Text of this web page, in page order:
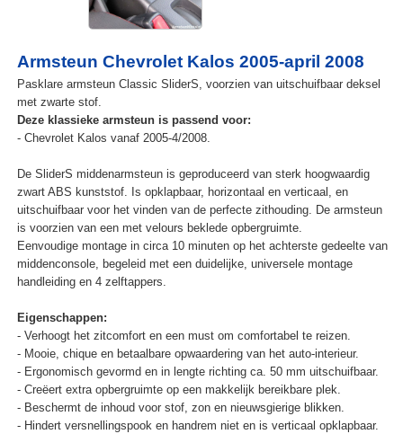
Armsteun Chevrolet Kalos 2005-april 2008
Pasklare armsteun Classic SliderS, voorzien van uitschuifbaar deksel
met zwarte stof.
Deze klassieke armsteun is passend voor:
- Chevrolet Kalos vanaf 2005-4/2008.
De SliderS middenarmsteun is geproduceerd van sterk hoogwaardig
zwart ABS kunststof. Is opklapbaar, horizontaal en verticaal, en
uitschuifbaar voor het vinden van de perfecte zithouding. De armsteun
is voorzien van een met velours beklede opbergruimte.
Eenvoudige montage in circa 10 minuten op het achterste gedeelte van
middenconsole, begeleid met een duidelijke, universele montage
handleiding en 4 zelftappers.
Eigenschappen:
- Verhoogt het zitcomfort en een must om comfortabel te reizen.
- Mooie, chique en betaalbare opwaardering van het auto-interieur.
- Ergonomisch gevormd en in lengte richting ca. 50 mm uitschuifbaar.
- Creëert extra opbergruimte op een makkelijk bereikbare plek.
- Beschermt de inhoud voor stof, zon en nieuwsgierige blikken.
- Hindert versnellingspook en handrem niet en is verticaal opklapbaar.